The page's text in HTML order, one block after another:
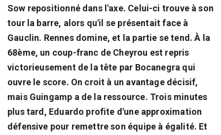
Sow repositionné dans l'axe. Celui-ci trouve à son
tour la barre, alors qu'il se présentait face à
Gauclin. Rennes domine, et la partie se tend. À la
68ème, un coup-franc de Cheyrou est repris
victorieusement de la tête par Bocanegra qui
ouvre le score. On croit à un avantage décisif,
mais Guingamp a de la ressource. Trois minutes
plus tard, Eduardo profite d'une approximation
défensive pour remettre son équipe à égalité. Et